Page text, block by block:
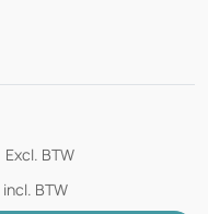
Excl. BTW
incl. BTW